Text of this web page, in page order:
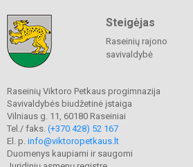
Steigėjas
Raseinių rajono
savivaldybė
Raseinių Viktoro Petkaus progimnazija
Savivaldybės biudžetinė įstaiga
Vilniaus g. 11, 60180 Raseiniai
Tel./ faks. (+370 428) 52 167
El. p. info@viktoropetkaus.lt
Duomenys kaupiami ir saugomi